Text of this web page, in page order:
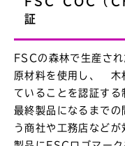
証
FSCの森林で生産さ
原材料を使用し、 木
ていることを認証する
最終製品になるまでの
う商社や工務店などが